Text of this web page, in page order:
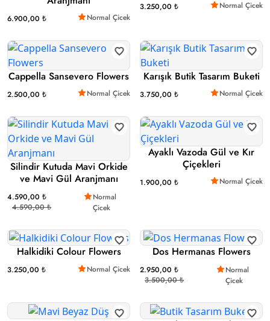
6.900,00 ₺ Normal Çicek
3.250,00 ₺ Normal Çicek
Cappella Sansevero Flowers
2.500,00 ₺ Normal Çicek
Karışık Butik Tasarım Buketi
3.750,00 ₺ Normal Çicek
Silindir Kutuda Mavi Orkide
ve Mavi Gül Aranjmanı
4.590,00 ₺
4.590,00 ₺
Normal
Çicek
Ayaklı Vazoda Gül ve Kır
Çiçekleri
1.900,00 ₺ Normal Çicek
Halkidiki Colour Flowers
3.250,00 ₺ Normal Çicek
Dos Hermanas Flowers
2.950,00 ₺
3.500,00 ₺
Normal
Çicek